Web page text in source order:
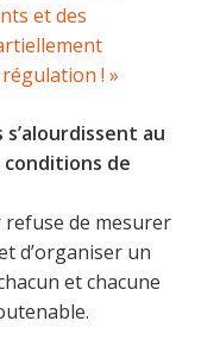
et des
! »
s’alourdissent au
conditions de
refuse de mesurer
d’organiser un
et chacune